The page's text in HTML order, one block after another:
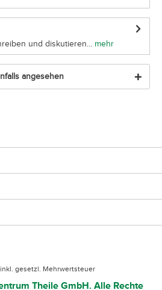
und diskutieren... mehr
angesehen
gesetzl. Mehrwertsteuer
Theile GmbH. Alle Rechte